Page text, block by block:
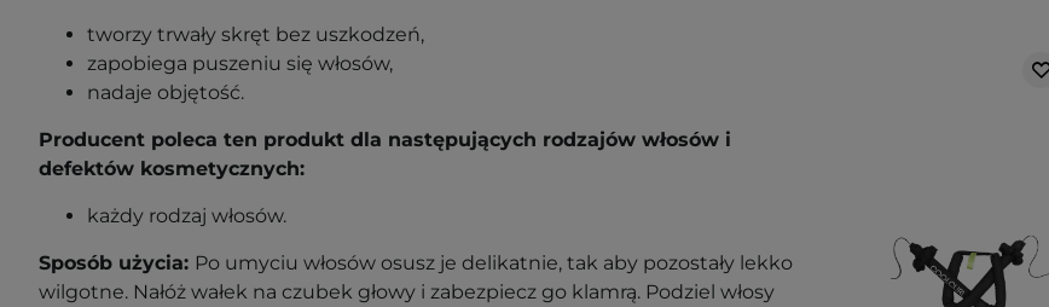
tworzy trwały skręt bez uszkodzeń,
zapobiega puszeniu się włosów,
nadaje objętość.
Producent poleca ten produkt dla następujących rodzajów włosów i
defektów kosmetycznych:
każdy rodzaj włosów.
Sposób użycia: Po umyciu włosów osusz je delikatnie, tak aby pozostały lekko
wilgotne. Nałóż wałek na czubek głowy i zabezpiecz go klamrą. Podziel włosy